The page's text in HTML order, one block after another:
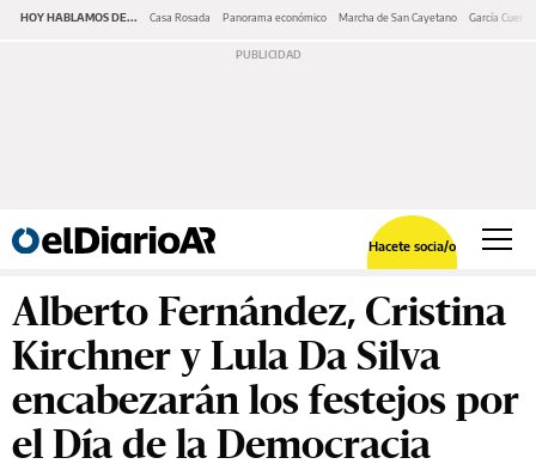
HOY HABLAMOS DE... Casa Rosada Panorama económico Marcha de San Cayetano García Cuerva
Hacete socia/o
Alberto Fernández, Cristina
Kirchner y Lula Da Silva
encabezarán los festejos por
el Día de la Democracia